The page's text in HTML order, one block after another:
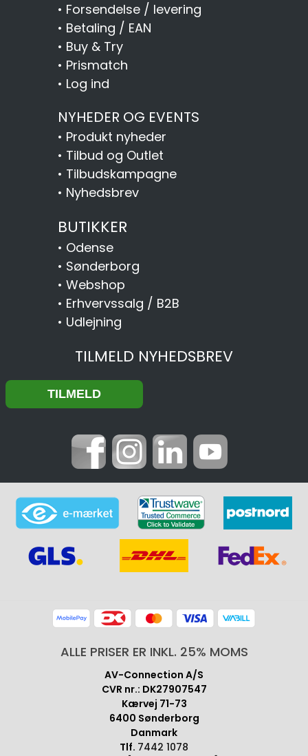
• Forsendelse / levering
• Betaling / EAN
• Buy & Try
• Prismatch
• Log ind
NYHEDER OG EVENTS
• Produkt nyheder
• Tilbud og Outlet
• Tilbudskampagne
• Nyhedsbrev
BUTIKKER
• Odense
• Sønderborg
• Webshop
• Erhvervssalg / B2B
• Udlejning
TILMELD NYHEDSBREV
ALLE PRISER ER INKL. 25% MOMS
AV-Connection A/S
CVR nr.: DK27907547
Kærvej 71-73
6400 Sønderborg
Danmark
Tlf. 7442 1078